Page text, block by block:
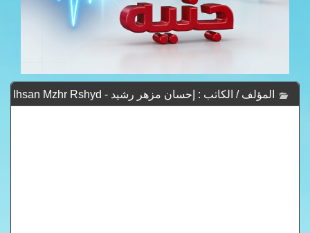
المؤلف / الكاتب : إحسان مزهر رشيد - Ihsan Mzhr Rshyd